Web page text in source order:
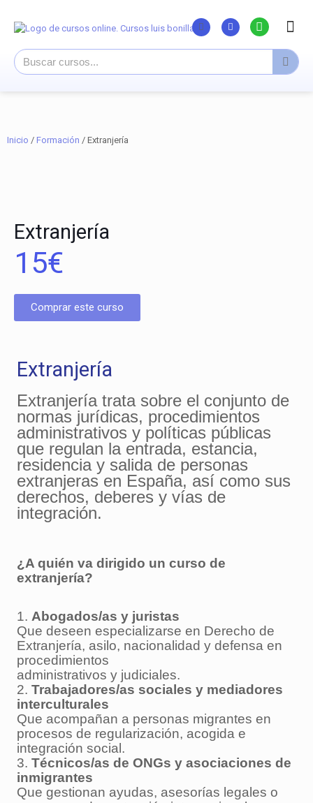
Inicio / Formación / Extranjería
Extranjería
15€
Comprar este curso
Extranjería
Extranjería trata sobre el conjunto de
normas jurídicas, procedimientos
administrativos y políticas públicas
que regulan la entrada, estancia,
residencia y salida de personas
extranjeras en España, así como sus
derechos, deberes y vías de
integración.
¿A quién va dirigido un curso de
extranjería?
1. Abogados/as y juristas
Que deseen especializarse en Derecho de
Extranjería, asilo, nacionalidad y defensa en
procedimientos
administrativos y judiciales.
2.Trabajadores/as sociales y mediadores
interculturales
Que acompañan a personas migrantes en
procesos de regularización, acogida e
integración social.
3.Técnicos/as de ONGs y asociaciones de
inmigrantes
Que gestionan ayudas, asesorías legales o